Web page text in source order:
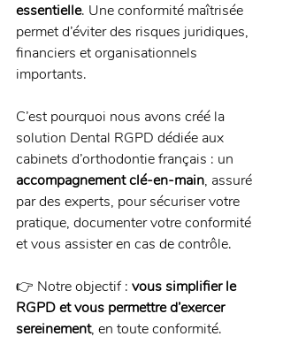
essentielle. Une conformité maîtrisée
permet d’éviter des risques juridiques,
financiers et organisationnels
importants.
C’est pourquoi nous avons créé la
solution Dental RGPD dédiée aux
cabinets d’orthodontie français : un
accompagnement clé-en-main, assuré
par des experts, pour sécuriser votre
pratique, documenter votre conformité
et vous assister en cas de contrôle.
👉 Notre objectif : vous simplifier le
RGPD et vous permettre d’exercer
sereinement, en toute conformité.